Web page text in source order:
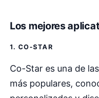
Los mejores
1. CO-STAR
Co-Star es una de
más populares,